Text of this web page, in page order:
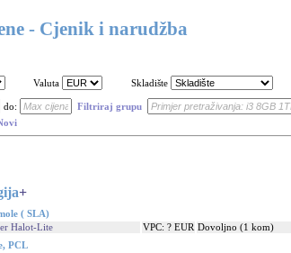
- Cjenik i narudžba
Valuta
Skladište
do:
Filtriraj grupu
+
( SLA)
Halot-Lite
VPC: ? EUR Dovoljno (1 kom)
PCL